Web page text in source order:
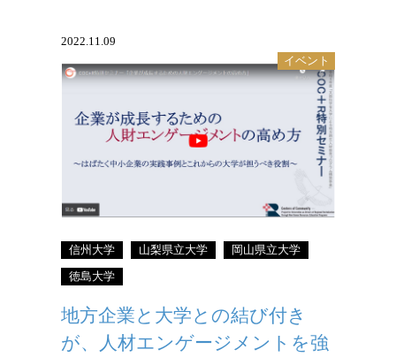
2022.11.09
イベント
COC+Rの特別セミナーがオンラインにて
信州大学 山梨県立大学 岡山県立大学
徳島大学
地方企業と大学との結び付き
が、人材エンゲージメントを強